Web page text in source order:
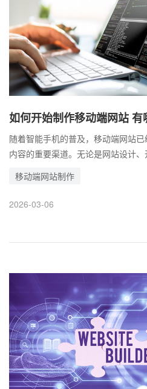
如何开始制作移动端网站 有
随着智能手机的普及，移动端网站
内容的重要渠道。无论是网站设计
寸有限，因此应采用响应式设计，
示。在页面布局上，建议选择简洁明
网站需要综合考虑用户体验、开发
移动端网站。
移动端网站制作
2026-03-06